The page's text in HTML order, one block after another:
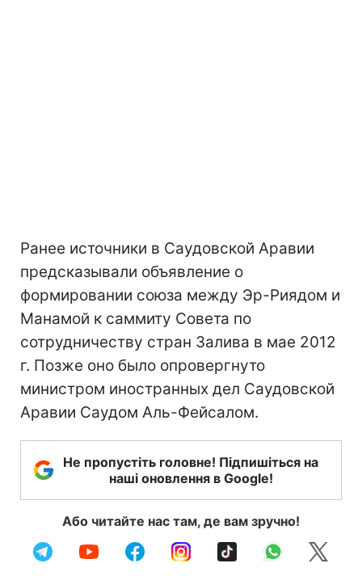
Ранее источники в Саудовской Аравии
предсказывали объявление о
формировании союза между Эр-Риядом и
Манамой к саммиту Совета по
сотрудничеству стран Залива в мае 2012
г. Позже оно было опровергнуто
министром иностранных дел Саудовской
Аравии Саудом Аль-Фейсалом.
Не пропустіть головне! Підпишіться на
наші оновлення в Google!
Або читайте нас там, де вам зручно!